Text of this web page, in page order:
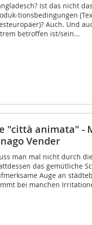
Ist das nicht
tionsbedingungen
Auch. Und
betroffen ist/sein...
"città animata" -
Vender
man mal nicht durch
das gemütliche
Auge an
bei manchen